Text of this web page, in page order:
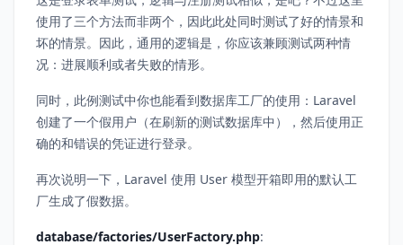
使用了三个方法而非两个，因此此处同时测试了好的情景和
坏的情景。因此，通用的逻辑是，你应该兼顾测试两种情
况：进展顺利或者失败的情形。
同时，此例测试中你也能看到数据库工厂的使用：Laravel
创建了一个假用户（在刷新的测试数据库中），然后使用正
确的和错误的凭证进行登录。
再次说明一下，Laravel 使用 User 模型开箱即用的默认工
厂生成了假数据。
database/factories/UserFactory.php: